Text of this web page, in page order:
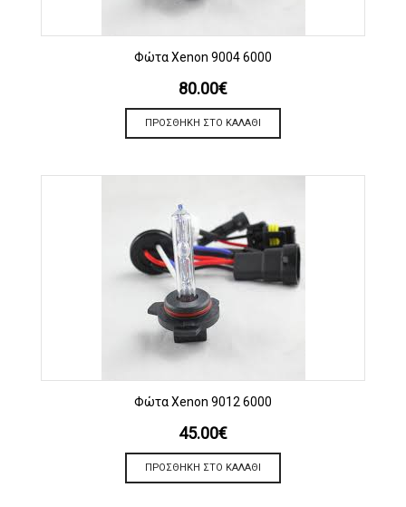
Φώτα Xenon 9004 6000
80.00€
ΠΡΟΣΘΉΚΗ ΣΤΟ ΚΑΛΆΘΙ
Φώτα Xenon 9012 6000
45.00€
ΠΡΟΣΘΉΚΗ ΣΤΟ ΚΑΛΆΘΙ